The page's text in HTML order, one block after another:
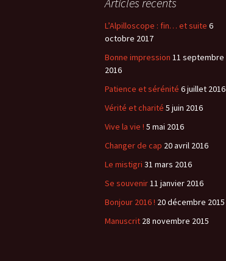
articlesL’Alpilloscope : fin… et suite 6
octobre 2017
Bonne impression 11 septembre
2016
Patience et sérénité 6 juillet 2016
Vérité et charité 5 juin 2016
Vive la vie ! 5 mai 2016
Changer de cap 20 avril 2016
Le mistigri 31 mars 2016
Se souvenir11 janvier 2016
Bonjour 2016 ! 20 décembre 2015
Manuscrit 28 novembre 2015